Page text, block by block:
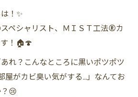
！✨
ペシャリスト、ＭＩＳＴ工法®カ
！🏠🍄
れ？こんなところに黒いポツポツ
屋がカビ臭い気がする…」なんてお
😢